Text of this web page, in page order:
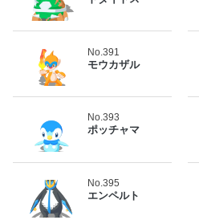
No.391
モウカザル
No.393
ポッチャマ
No.395
エンペルト